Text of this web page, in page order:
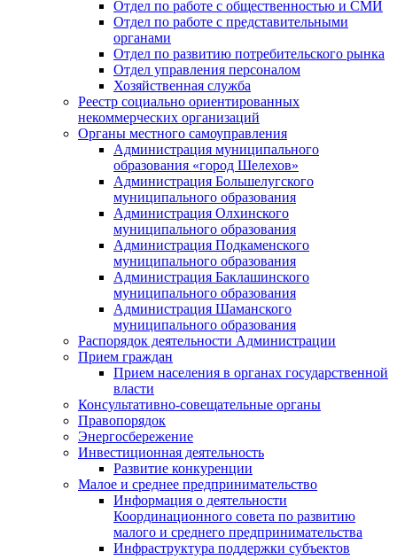
Отдел по работе с общественностью и СМИ
Отдел по работе с представительными
органами
Отдел по развитию потребительского рынка
Отдел управления персоналом
Хозяйственная служба
Реестр социально ориентированных
некоммерческих организаций
Органы местного самоуправления
Администрация муниципального
образования «город Шелехов»
Администрация Большелугского
муниципального образования
Администрация Олхинского
муниципального образования
Администрация Подкаменского
муниципального образования
Администрация Баклашинского
муниципального образования
Администрация Шаманского
муниципального образования
Распорядок деятельности Администрации
Прием граждан
Прием населения в органах государственной
власти
Консультативно-совещательные органы
Правопорядок
Энергосбережение
Инвестиционная деятельность
Развитие конкуренции
Малое и среднее предпринимательство
Информация о деятельности
Координационного совета по развитию
малого и среднего предпринимательства
Инфраструктура поддержки субъектов